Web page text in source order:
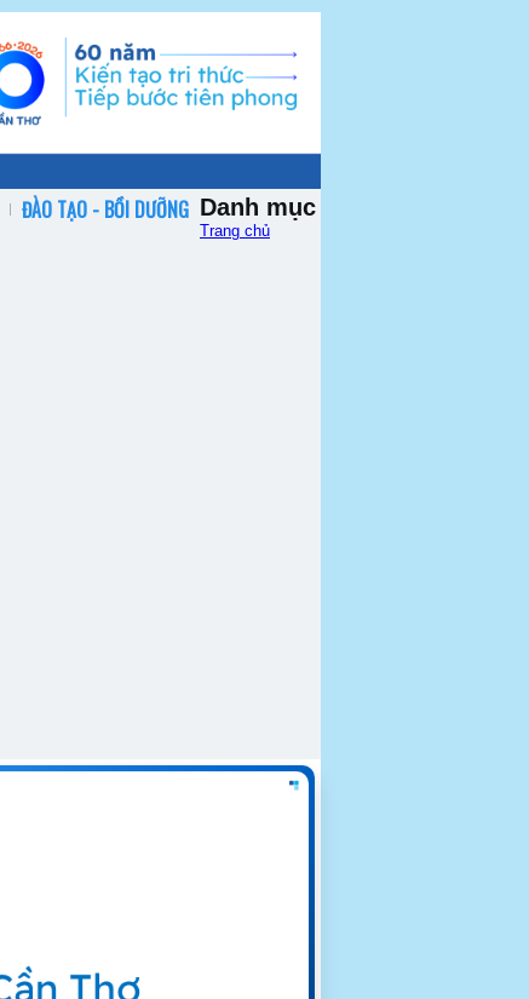
ĐÀO TẠO - BỒI DƯỠNG Danh mục
Trang chủ